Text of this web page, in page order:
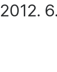
2012.